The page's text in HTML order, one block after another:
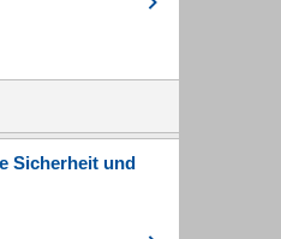
Sicherheit und